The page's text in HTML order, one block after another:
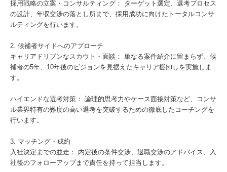
採用戦略の立案・コンサルティング： ターゲット選定、選考プロセス
の設計、年収交渉の落とし所まで、採用成功に向けたトータルコンサ
ルティングを行います。
2. 候補者サイドへのアプローチ
キャリアドリブンなスカウト・面談： 単なる案件紹介に留まらず、候
補者の5年、10年後のビジョンを見据えたキャリア棚卸しを実施しま
す。
ハイエンドな選考対策： 論理的思考力やケース面接対策など、コンサ
ル業界特有の難度の高い選考を突破するための徹底したコーチングを
行います。
3. マッチング・成約
入社決定までの並走： 内定後の条件交渉、退職交渉のアドバイス、入
社後のフォローアップまで責任を持って担当します。